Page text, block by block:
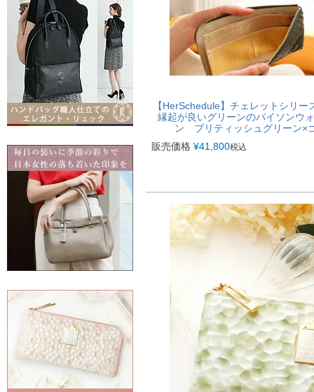
【HerSchedule】チェレットシリ
縁起が良いグリーンのパイソンウ
ン ブリティッシュグリーン×
販売価格 ¥41,800税込